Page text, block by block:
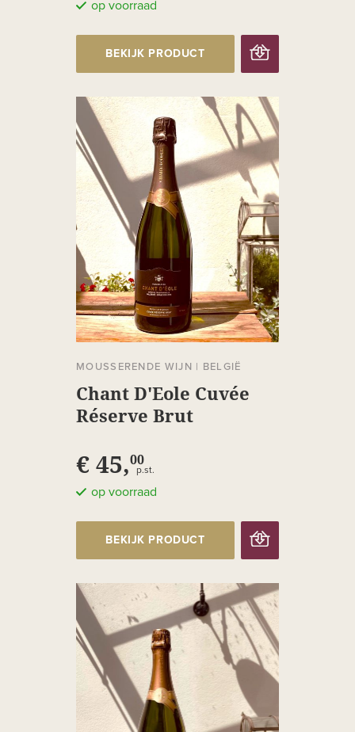
op voorraad
BEKIJK PRODUCT
MOUSSERENDE WIJN | BELGIË
Chant D'Eole Cuvée
Réserve Brut
€ 45,00
p.st.
op voorraad
BEKIJK PRODUCT